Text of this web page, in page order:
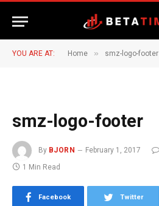
YOU ARE AT: Home » smz-logo-footer
smz-logo-footer
By BJORN February 1, 2017
1 Min Read
Facebook Twitter